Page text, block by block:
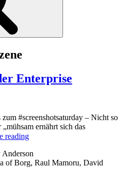
Enterprise
#screenshotsaturday – Nicht so
ernährt sich das
readingOffiziersquartier
Enterprise
of Borg, Raul Mamoru, David